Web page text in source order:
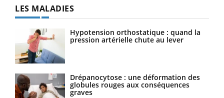
LES MALADIES
Hypotension orthostatique : quand la
pression artérielle chute au lever
Drépanocytose : une déformation des
globules rouges aux conséquences
graves